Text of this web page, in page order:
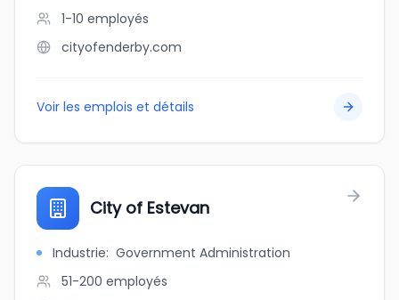
1-10 employés
cityofenderby.com
Voir les emplois et détails
City of Estevan
Industrie: Government Administration
51-200 employés